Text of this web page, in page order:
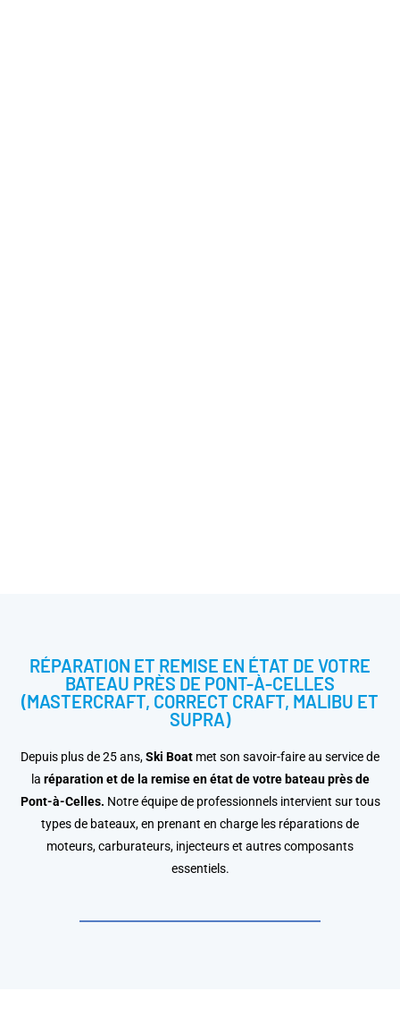
RÉPARATION ET REMISE EN ÉTAT DE VOTRE
BATEAU PRÈS DE PONT-À-CELLES
(MASTERCRAFT, CORRECT CRAFT, MALIBU ET
SUPRA)
Depuis plus de 25 ans,Ski Boat met son savoir-faire au service de
la réparation et de la remise en état de votre bateau près de
Pont-à-Celles. Notre équipe de professionnels intervient sur tous
types de bateaux, en prenant en charge les réparations de
moteurs, carburateurs, injecteurs et autres composants
essentiels.